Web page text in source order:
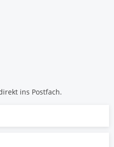
ins Postfach.